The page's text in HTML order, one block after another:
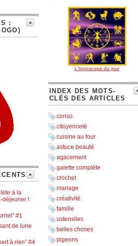
:
à la
déjeuner !
#1
de lune
à rien" #4
L'horoscope du jour
INDEX DES MOTS-
CLÉS DES ARTICLES
conso
citoyenneté
cuisine au four
astuce beauté
agacement
galette complète
crochet
mariage
créativité
famille
ustensiles
belles choses
pigeons